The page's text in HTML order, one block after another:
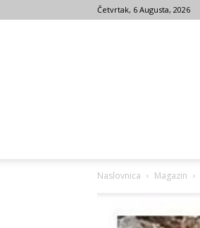
Četvrtak, 6 Augusta, 2026
Naslovnica Magazin